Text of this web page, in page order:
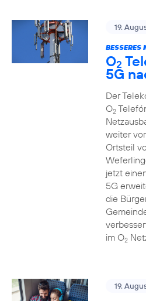
19.
BESSERES
O2
5G
Der
O2
weiter
Ortsteil
jetzt
5G
die
im O2
19.